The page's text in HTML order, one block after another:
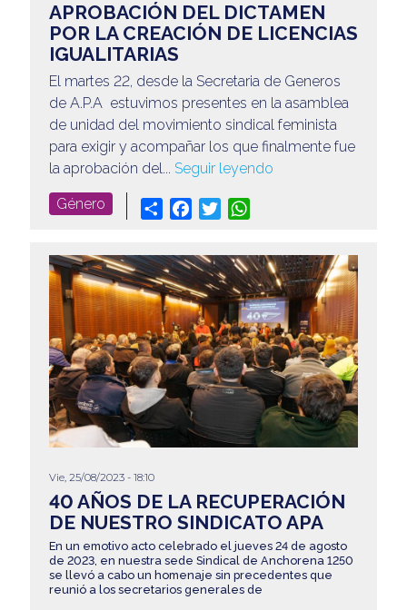
APROBACIÓN DEL DICTAMEN
POR LA CREACIÓN DE LICENCIAS
IGUALITARIAS
El martes 22, desde la Secretaria de Generos
de A.P.A estuvimos presentes en la asamblea
de unidad del movimiento sindical feminista
para exigir y acompañar los que finalmente fue
la aprobación del... Seguir leyendo
Género Share Facebook
Twitter
Vie, 25/08/2023 - 18:10
40 AÑOS DE LA RECUPERACIÓN
DE NUESTRO SINDICATO APA
En un emotivo acto celebrado el jueves 24 de agosto
de 2023, en nuestra sede Sindical de Anchorena 1250
se llevó a cabo un homenaje sin precedentes que
reunió a los secretarios generales de